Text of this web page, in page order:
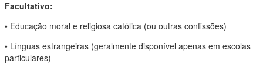
Facultativo:
• Educação moral e religiosa católica (ou outras confissões)
• Línguas estrangeiras (geralmente disponível apenas em escolas
particulares)